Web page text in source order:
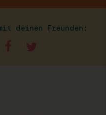
deinen Freunden: